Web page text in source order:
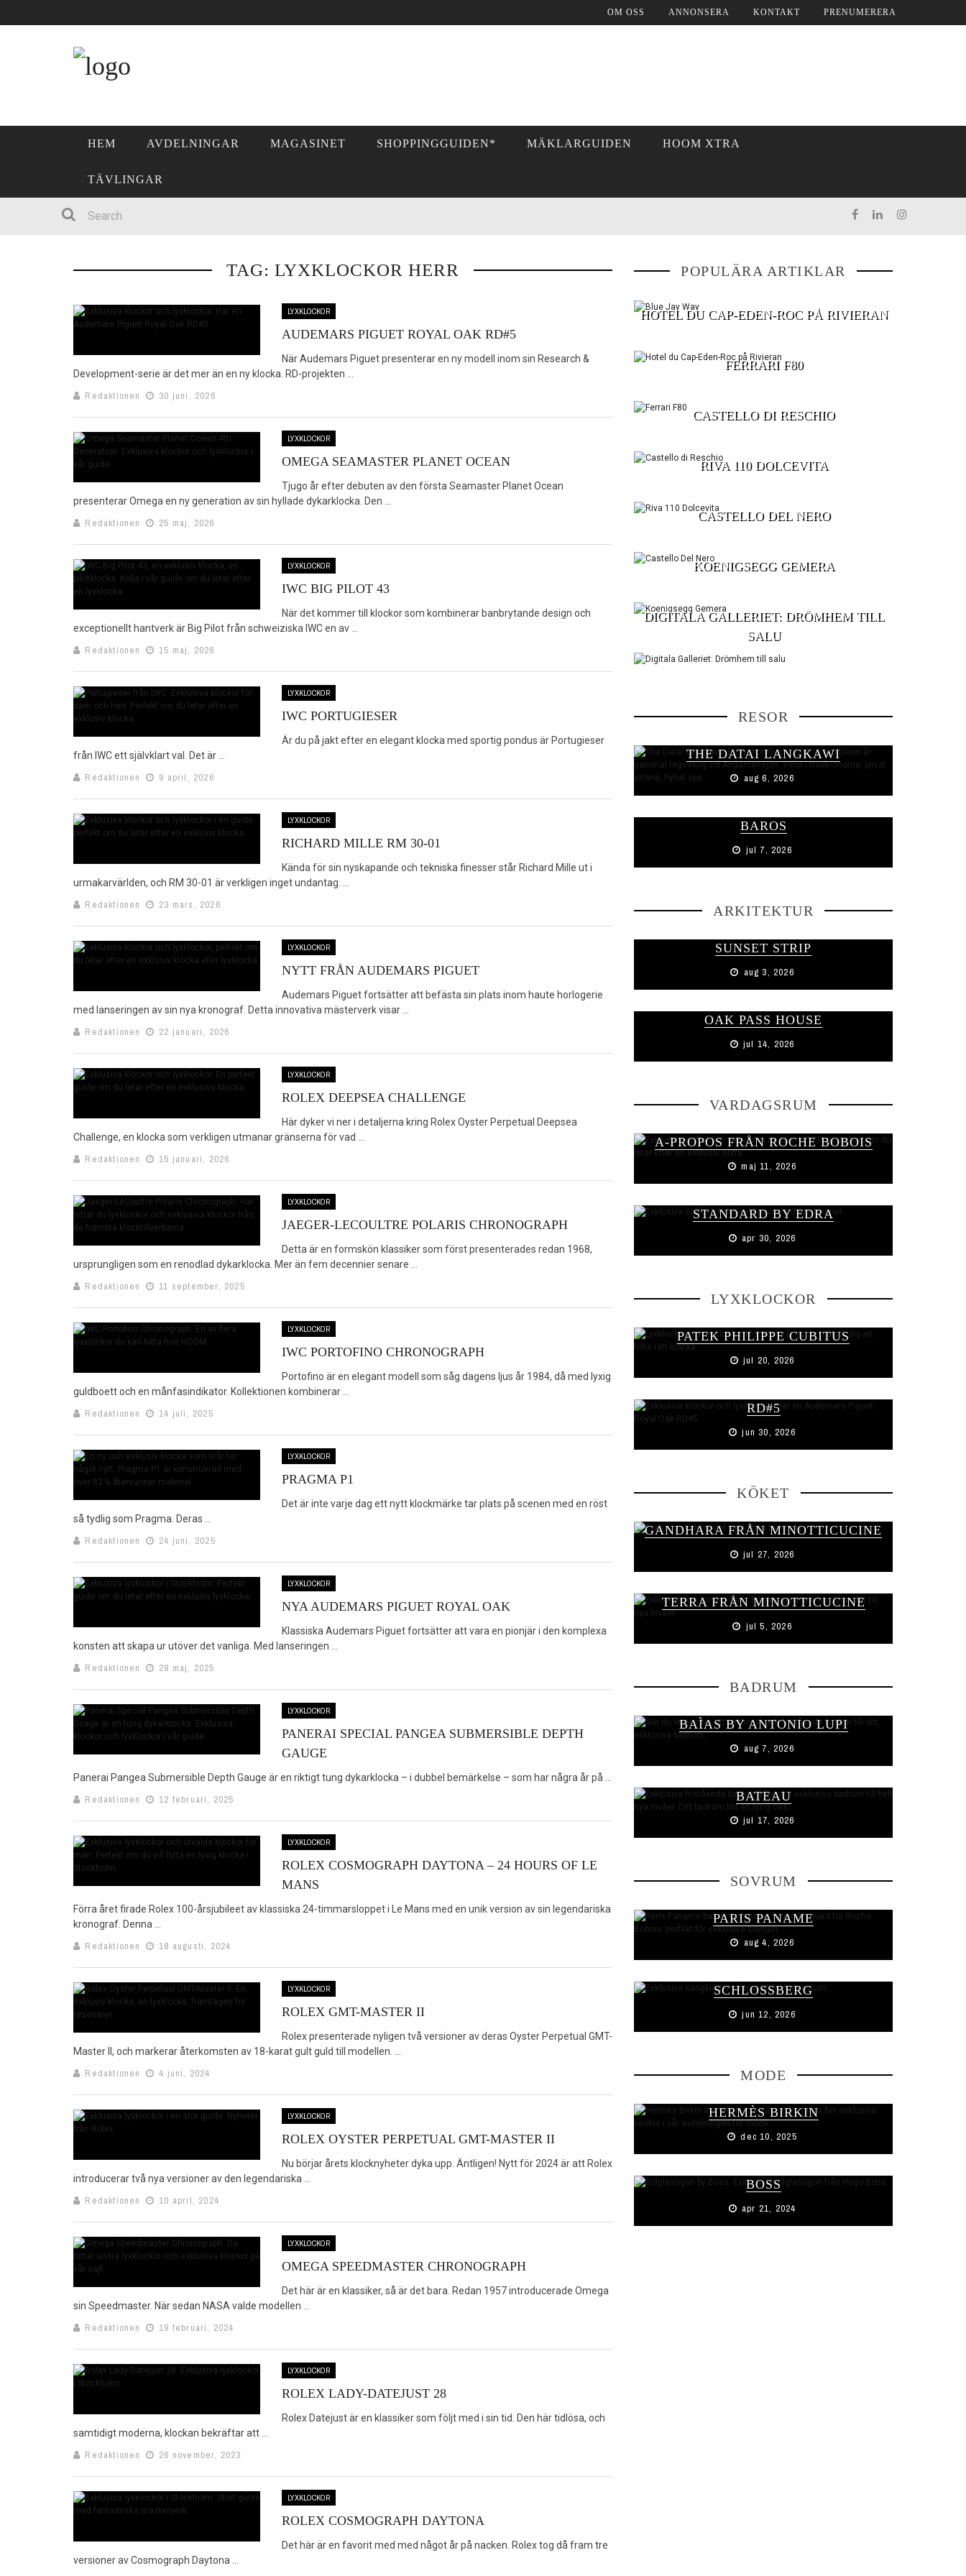
ANNONSERA
PRENUMERERA
MAGASINET
MÄKLARGUIDEN
TÄVLINGAR
OM OSS ANNONSERA KONTAKT PRENUMERERA
HEM AVDELNINGAR MAGASINET SHOPPINGGUIDEN* MÄKLARGUIDEN HOOM XTRA
TÄVLINGAR
TAG: LYXKLOCKOR HERR
LYXKLOCKOR
AUDEMARS PIGUET ROYAL OAK RD#5
När Audemars Piguet presenterar en ny modell inom sin Research &
Development-serie är det mer än en ny klocka. RD-projekten ...
Redaktionen 30 juni, 2026
LYXKLOCKOR
OMEGA SEAMASTER PLANET OCEAN
Tjugo år efter debuten av den första Seamaster Planet Ocean
presenterar Omega en ny generation av sin hyllade dykarklocka. Den ...
Redaktionen 25 maj, 2026
LYXKLOCKOR
IWC BIG PILOT 43
När det kommer till klockor som kombinerar banbrytande design och
exceptionellt hantverk är Big Pilot från schweiziska IWC en av ...
Redaktionen 15 maj, 2026
LYXKLOCKOR
IWC PORTUGIESER
Är du på jakt efter en elegant klocka med sportig pondus är Portugieser
från IWC ett självklart val. Det är ...
Redaktionen 9 april, 2026
LYXKLOCKOR
RICHARD MILLE RM 30-01
Kända för sin nyskapande och tekniska finesser står Richard Mille ut i
urmakarvärlden, och RM 30-01 är verkligen inget undantag. ...
Redaktionen 23 mars, 2026
LYXKLOCKOR
NYTT FRÅN AUDEMARS PIGUET
Audemars Piguet fortsätter att befästa sin plats inom haute horlogerie
med lanseringen av sin nya kronograf. Detta innovativa mästerverk visar ...
Redaktionen 22 januari, 2026
LYXKLOCKOR
ROLEX DEEPSEA CHALLENGE
Här dyker vi ner i detaljerna kring Rolex Oyster Perpetual Deepsea
Challenge, en klocka som verkligen utmanar gränserna för vad ...
Redaktionen 15 januari, 2026
LYXKLOCKOR
JAEGER-LECOULTRE POLARIS CHRONOGRAPH
Detta är en formskön klassiker som först presenterades redan 1968,
ursprungligen som en renodlad dykarklocka. Mer än fem decennier senare ...
Redaktionen 11 september, 2025
LYXKLOCKOR
IWC PORTOFINO CHRONOGRAPH
Portofino är en elegant modell som såg dagens ljus år 1984, då med lyxig
guldboett och en månfasindikator. Kollektionen kombinerar ...
Redaktionen 14 juli, 2025
LYXKLOCKOR
PRAGMA P1
Det är inte varje dag ett nytt klockmärke tar plats på scenen med en röst
så tydlig som Pragma. Deras ...
Redaktionen 24 juni, 2025
LYXKLOCKOR
NYA AUDEMARS PIGUET ROYAL OAK
Klassiska Audemars Piguet fortsätter att vara en pionjär i den komplexa
konsten att skapa ur utöver det vanliga. Med lanseringen ...
Redaktionen 28 maj, 2025
LYXKLOCKOR
PANERAI SPECIAL PANGEA SUBMERSIBLE DEPTH
GAUGE
Panerai Pangea Submersible Depth Gauge är en riktigt tung dykarklocka – i dubbel bemärkelse – som har några år på ...
Redaktionen 12 februari, 2025
LYXKLOCKOR
ROLEX COSMOGRAPH DAYTONA – 24 HOURS OF LE
MANS
Förra året firade Rolex 100-årsjubileet av klassiska 24-timmarsloppet i Le Mans med en unik version av sin legendariska
kronograf. Denna ...
Redaktionen 18 augusti, 2024
LYXKLOCKOR
ROLEX GMT-MASTER II
Rolex presenterade nyligen två versioner av deras Oyster Perpetual GMT-
Master II, och markerar återkomsten av 18-karat gult guld till modellen. ...
Redaktionen 4 juni, 2024
LYXKLOCKOR
ROLEX OYSTER PERPETUAL GMT-MASTER II
Nu börjar årets klocknyheter dyka upp. Äntligen! Nytt för 2024 är att Rolex
introducerar två nya versioner av den legendariska ...
Redaktionen 10 april, 2024
LYXKLOCKOR
OMEGA SPEEDMASTER CHRONOGRAPH
Det här är en klassiker, så är det bara. Redan 1957 introducerade Omega
sin Speedmaster. När sedan NASA valde modellen ...
Redaktionen 19 februari, 2024
LYXKLOCKOR
ROLEX LADY-DATEJUST 28
Rolex Datejust är en klassiker som följt med i sin tid. Den här tidlösa, och
samtidigt moderna, klockan bekräftar att ...
Redaktionen 26 november, 2023
LYXKLOCKOR
ROLEX COSMOGRAPH DAYTONA
Det här är en favorit med med något år på nacken. Rolex tog då fram tre
versioner av Cosmograph Daytona ...
POPULÄRA ARTIKLAR
BLUE JAY WAY
HOTEL DU CAP-EDEN-ROC PÅ RIVIERAN
FERRARI F80
CASTELLO DI RESCHIO
RIVA 110 DOLCEVITA
CASTELLO DEL NERO
KOENIGSEGG GEMERA
DIGITALA GALLERIET: DRÖMHEM TILL
SALU
RESOR
THE DATAI LANGKAWI
aug 6, 2026
BAROS
jul 7, 2026
ARKITEKTUR
SUNSET STRIP
aug 3, 2026
OAK PASS HOUSE
jul 14, 2026
VARDAGSRUM
A-PROPOS FRÅN ROCHE BOBOIS
maj 11, 2026
STANDARD BY EDRA
apr 30, 2026
LYXKLOCKOR
PATEK PHILIPPE CUBITUS
jul 20, 2026
RD#5
jun 30, 2026
KÖKET
GANDHARA FRÅN MINOTTICUCINE
jul 27, 2026
TERRA FRÅN MINOTTICUCINE
jul 5, 2026
BADRUM
BAÌAS BY ANTONIO LUPI
aug 7, 2026
BATEAU
jul 17, 2026
SOVRUM
PARIS PANAME
aug 4, 2026
SCHLOSSBERG
jun 12, 2026
MODE
HERMÈS BIRKIN
dec 10, 2025
BOSS
apr 21, 2024